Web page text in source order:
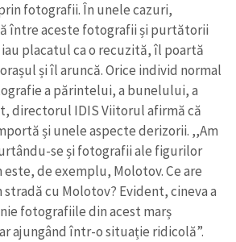
fotografii. În unele cazuri,
între aceste fotografii și purtătorii
iau placatul ca o recuzită, îl poartă
și îl aruncă. Orice individ normal
a părintelui, a bunelului, a
directorul IDIS Viitorul afirmă că
și unele aspecte derizorii. ,,Am
se și fotografii ale figurilor
de exemplu, Molotov. Ce are
stradă cu Molotov? Evident, cineva a
fotografiile din acest marș
ajungând într-o situație ridicolă”.